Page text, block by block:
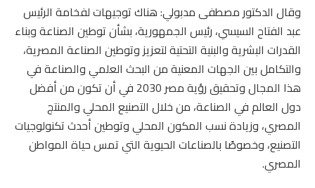
وقال الدكتور مصطفى مدبولي: هناك توجيهات لفخامة الرئيس
عبد الفتاح السيسي، رئيس الجمهورية، بشأن توطين الصناعة وبناء
القدرات البشرية والبنية التحتية لتعزيز وتوطين الصناعة المصرية،
والتكامل بين الجهات المعنية من البحث العلمي والصناعة في
هذا المجال وتحقيق رؤية مصر 2030 في أن تكون من أفضل
دول العالم في الصناعة، من خلال التصنيع المحلي والمنتج
المصري، وزيادة نسب المكون المحلي وتوطين أحدث تكنولوجيات
التصنيع، وخصوصًا بالصناعات الحيوية التي تمس حياة المواطن
المصري.